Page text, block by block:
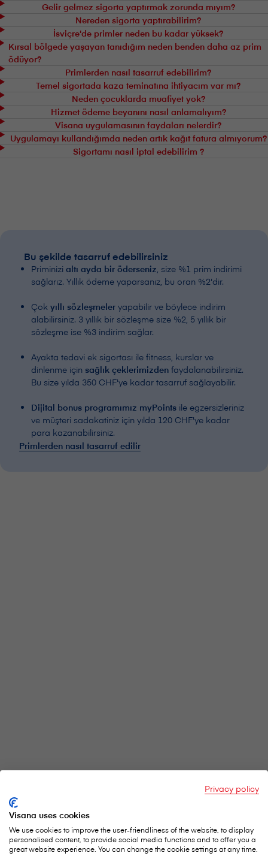
Gelir gelmez sigorta yaptırmak zorunda mıyım?
Nereden sigorta yaptırabilirim?
İsviçre'de primler neden bu kadar yüksek?
Kırsal bölgede yaşayan tanıdığım neden benden daha az prim
ödüyor?
Primlerden nasıl tasarruf edebilirim?
Temel sigortada kaza teminatına ihtiyacım var mı?
Neden çocuklarda muafiyet yok?
Hizmet ödeme beyanını nasıl anlamalıyım?
V⁠i⁠s⁠a⁠n⁠a uygulamasının faydaları nelerdir?
Uygulamayı kullandığımda neden artık kağıt fatura almıyorum?
Sigortamı nasıl iptal edebilirim ?
Bu şekilde tasarruf edebilirsiniz
Priminizi altı ayda bir öderseniz, size %1 prim indirimi
sağlarız. Yıllık ödeme yaparsanız, bu oran %2'dir.
Çok yıllı sözleşmeler yapabilir ve böylece indirim
alabilirsiniz. 3 yıllık bir sözleşme size %2, 5 yıllık bir
sözleşme ise %3 indirim sağlar.
Ayakta tedavi ek sigortası ile fitness, kurslar ve
dinlenme için sağlık çeklerimizden faydalanabilirsiniz.
Bu size yılda 350 CHF'ye kadar tasarruf sağlayabilir.
Dijital bonus programımız myPoints ile egzersizleriniz
ve müşteri sadakatiniz için yılda 120 CHF'ye kadar
para kazanabilirsiniz.
Primlerden nasıl tasarruf edilir
Privacy policy
Visana uses cookies
We use cookies to improve the user-friendliness of the website, to display
personalised content, to provide social media functions and to offer you a
great website experience. You can change the cookie settings at any time.